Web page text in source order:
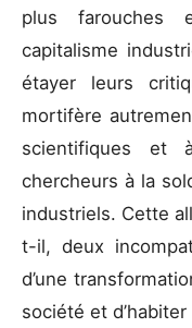
plus farouches
capitalisme
étayer leurs
mortifère
scientifiques et
chercheurs à la
industriels. Cette
t-il, deux
d’une
société et